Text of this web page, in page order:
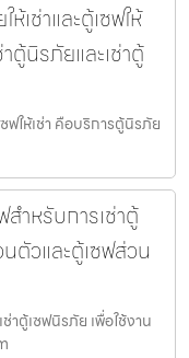
เช่าและตู้เซฟให้
ตู้นิรภัยและเช่าตู้
ฟให้เช่า คือบริการตู้นิรภัย
ำหรับการเช่าตู้
ตัวและตู้เซฟส่วน
าตู้เซฟนิรภัย เพื่อใช้งาน